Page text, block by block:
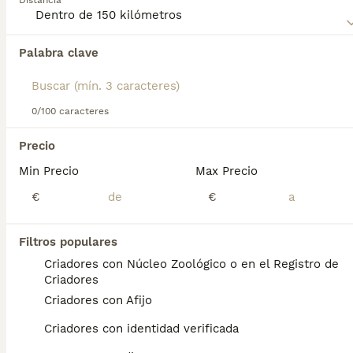
Palabra clave
0/100 caracteres
Precio
Min Precio
€
Max Precio
€
Filtros populares
Criadores con Núcleo Zoológico o en el Registro de
Criadores
Criadores con Afijo
Criadores con identidad verificada
información sobre esta raza de perro.
Encontramos 0 Sussex Spaniel Cachorros en
Si deseas exactamente esta búsqueda guarda tu
búsqueda y espera el resultado perfecto:
Preguntas frecuentes
¿Cuánto cuesta un spaniel
de Sussex?
El coste de adquisición de esta raza puede
variar según factores como el pedigrí, la
reputación del criador y la ubicación